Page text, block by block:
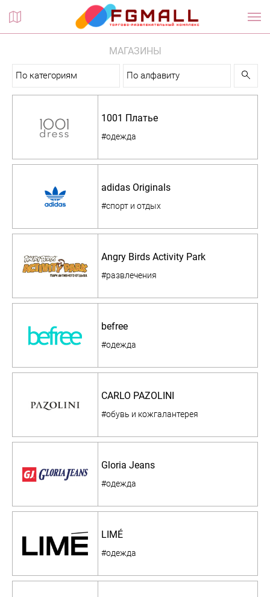
Планы этажей
МАГАЗИНЫ
По категориям По алфавиту
1001 Платье
#одежда
adidas Originals
#спорт и отдых
Angry Birds Activity Park
#развлечения
befree
#одежда
CARLO PAZOLINI
#обувь и кожгалантерея
Gloria Jeans
#одежда
LIMÉ
#одежда